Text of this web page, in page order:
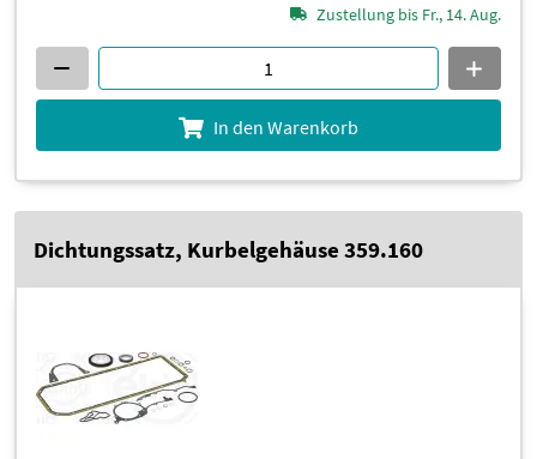
Zustellung bis Fr., 14. Aug.
In den Warenkorb
Dichtungssatz, Kurbelgehäuse 359.160